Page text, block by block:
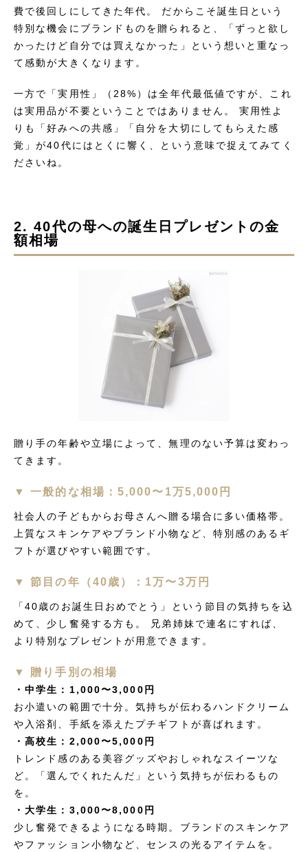
費で後回しにしてきた年代。 だからこそ誕生日という
特別な機会にブランドものを贈られると、「ずっと欲し
かったけど自分では買えなかった」という想いと重なっ
て感動が大きくなります。
一方で「実用性」（28%）は全年代最低値ですが、これ
は実用品が不要ということではありません。 実用性よ
りも「好みへの共感」「自分を大切にしてもらえた感
覚」が40代にはとくに響く、という意味で捉えてみてく
ださいね。
2. 40代の母への誕生日プレゼントの金
額相場
贈り手の年齢や立場によって、無理のない予算は変わっ
てきます。
▼ 一般的な相場：5,000〜1万5,000円
社会人の子どもからお母さんへ贈る場合に多い価格帯。
上質なスキンケアやブランド小物など、特別感のあるギ
フトが選びやすい範囲です。
▼ 節目の年（40歳）：1万〜3万円
「40歳のお誕生日おめでとう」という節目の気持ちを込
めて、少し奮発する方も。 兄弟姉妹で連名にすれば、
より特別なプレゼントが用意できます。
▼ 贈り手別の相場
・中学生：1,000〜3,000円
お小遣いの範囲で十分。気持ちが伝わるハンドクリーム
や入浴剤、手紙を添えたプチギフトが喜ばれます。
・高校生：2,000〜5,000円
トレンド感のある美容グッズやおしゃれなスイーツな
ど。「選んでくれたんだ」という気持ちが伝わるもの
を。
・大学生：3,000〜8,000円
少し奮発できるようになる時期。ブランドのスキンケア
やファッション小物など、センスの光るアイテムを。